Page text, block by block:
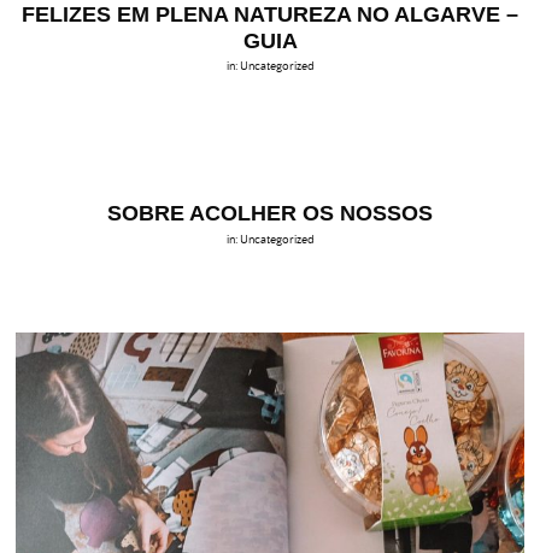
FELIZES EM PLENA NATUREZA NO ALGARVE –
GUIA
in: Uncategorized
SOBRE ACOLHER OS NOSSOS
in: Uncategorized